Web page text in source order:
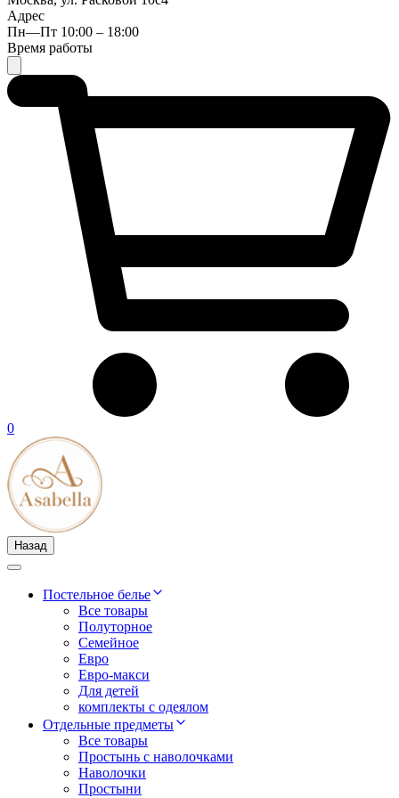
Адрес
Пн—Пт 10:00 – 18:00
Время работы
0
Назад
Постельное белье
Все товары
Полуторное
Семейное
Евро
Евро-макси
Для детей
комплекты с одеялом
Отдельные предметы
Все товары
Простынь с наволочками
Наволочки
Простыни